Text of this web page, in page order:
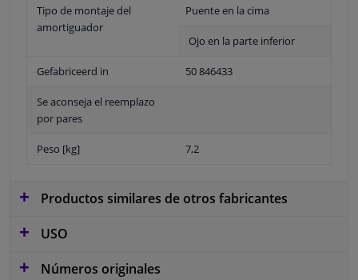
Tipo de montaje del
amortiguador
Puente en la cima
Ojo en la parte inferior
Gefabriceerd in 50 846433
Se aconseja el reemplazo
por pares
Peso [kg] 7,2
Productos similares de otros fabricantes
USO
Números originales